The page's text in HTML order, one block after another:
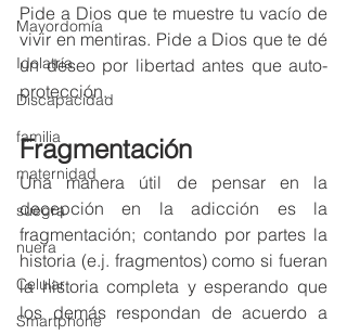
Mayordomía
Idolatría
Discapacidad
familia
maternidad
suegra
nuera
Celular
Smartphone
Pide a Dios que te muestre tu vacío de
vivir en mentiras. Pide a Dios que te dé
un deseo por libertad antes que auto-
protección.
Fragmentación
Una manera útil de pensar en la
decepción en la adicción es la
fragmentación; contando por partes la
historia (e.j. fragmentos) como si fueran
la historia completa y esperando que
los demás respondan de acuerdo a